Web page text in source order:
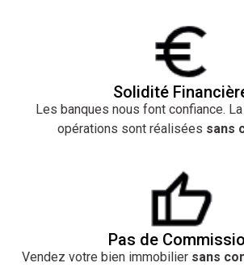
Solidité
Les banques nous font confiance.
opérations sont réalisées sans
Pas de
Vendez votre bien immobilier sans